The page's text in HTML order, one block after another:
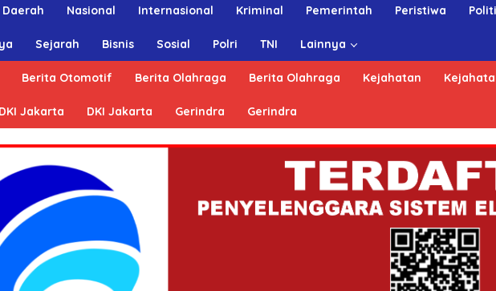
Daerah Nasional Internasional Kriminal Pemerintah Peristiwa
Sejarah Bisnis Sosial Polri TNI Lainnya
Berita Otomotif Berita Olahraga Berita Olahraga Kejahatan
DKI Jakarta DKI Jakarta Gerindra Gerindra